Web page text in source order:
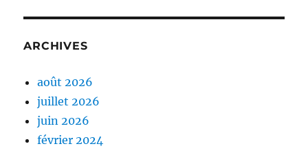
ARCHIVES
août 2026
juillet 2026
juin 2026
février 2024